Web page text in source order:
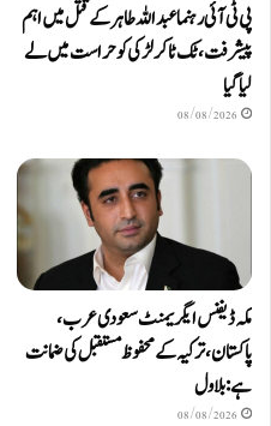
پی ٹی آئی رہنما عبداللہ طاہر کے قتل میں اہم
پیشرفت، ٹک ٹاکر لڑکی کو حراست میں لے
لیا گیا
08/08/2026
مکہ ڈیفنس ایگریمنٹ سعودی عرب،
پاکستان، ترکیہ کے محفوظ مستقبل کی ضمانت
ہے: بلاول
08/08/2026